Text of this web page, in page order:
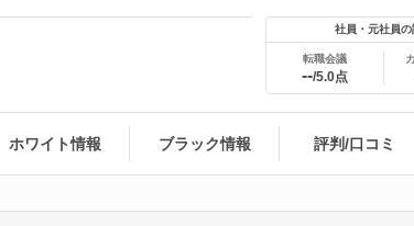
社員・元社員の
転職会議
--/5.0点
ホワイト情報 ブラック情報 評判/口コミ